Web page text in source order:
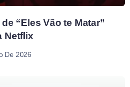
“Eles Vão te Matar”
Netflix
De 2026